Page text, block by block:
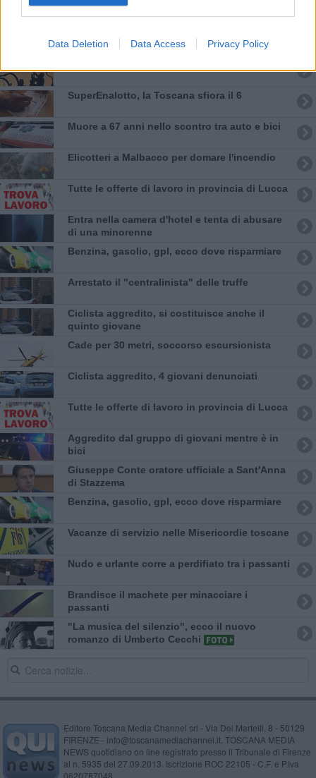
Data Deletion Data Access Privacy Policy
meteo
SuperEnalotto, la Toscana sfiora il 6
Muore a 67 anni nello scontro tra auto e bici
Elicotteri a Malbacco per domare l'incendio
​Tutte le offerte di lavoro in provincia di Lucca
Entra nella camera d'hotel e tenta di abusare
di una minorenne
​Benzina, gasolio, gpl, ecco dove risparmiare
Arrestato il "centralinista" delle truffe
Ciclista aggredito, si costituisce anche il
quinto giovane
Cade per 30 metri, soccorso escursionista
Ciclista aggredito, 4 giovani denunciati
​Tutte le offerte di lavoro in provincia di Lucca
Aggredito dal gruppo di giovani mentre è in
bici
Giuseppe Conte oratore ufficiale a Sant'Anna
di Stazzema
​Benzina, gasolio, gpl, ecco dove risparmiare
Vacanze di servizio nelle Misericordie toscane
Nudo e urlante corre a perdifiato tra i passanti
Brandisce il machete per minacciare i
passanti
​"La musica del silenzio", ecco il nuovo
romanzo di Umberto Cecchi
Editore Toscana Media Channel srl - Via Dei Martelli, 8 - 50129
FIRENZE - info@toscanamediachannel.it. TOSCANA MEDIA
NEWS quotidiano on line registrato presso il Tribunale di Firenze
al n. 5935 del 27.09.2013. Iscrizione ROC 22105 - C.F. e P.Iva
0620787048